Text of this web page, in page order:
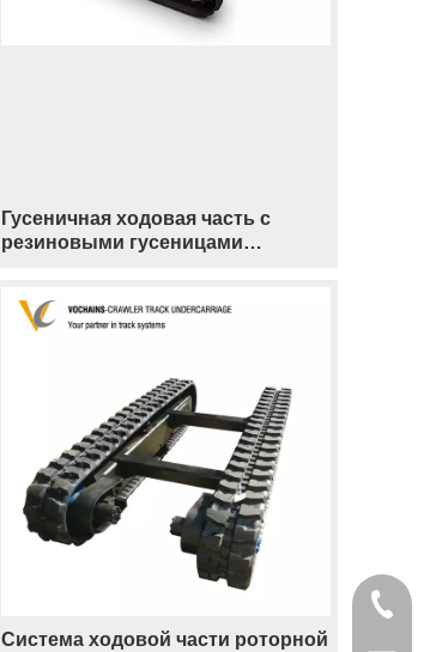
Гусеничная ходовая часть с
резиновыми гусеницами
лесозаготовок и лесозаготовок
Система ходовой части роторной
+86-